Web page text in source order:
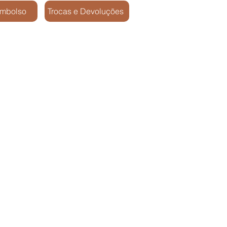
Trocas e Devoluções